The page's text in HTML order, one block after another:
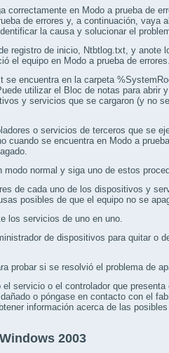
correctamente en Modo a prueba de
de errores y, a continuación, vaya
la causa y solucionar el
registro de inicio, Ntbtlog.txt, y anote
el equipo en Modo a prueba de
se encuentra en la carpeta
utilizar el Bloc de notas para abrir
y servicios que se cargaron (y no
o servicios de terceros que se
cuando se encuentra en Modo a
modo normal y siga uno de estos
de cada uno de los dispositivos y
posibles de que el equipo no se
los servicios de uno en uno.
de dispositivos para quitar o
probar si se resolvió el problema de
el servicio o el controlador que
o póngase en contacto con el
información acerca de las
2003